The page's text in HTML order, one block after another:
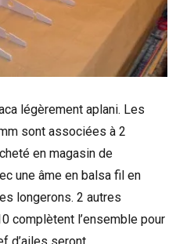
légèrement aplani. Les
sont associées à 2
en magasin de
une âme en balsa fil en
longerons. 2 autres
complètent l’ensemble pour